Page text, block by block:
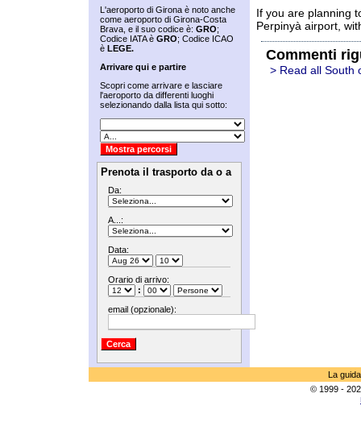
L'aeroporto di Girona è noto anche
come aeroporto di Girona-Costa
Brava, e il suo codice è: GRO;
Codice IATA è GRO; Codice ICAO
è LEGE.
Arrivare qui e partire
Scopri come arrivare e lasciare
l'aeroporto da differenti luoghi
selezionando dalla lista qui sotto:
Prenota il trasporto da o a
Da:
A...:
Data:
Orario di arrivo:
:
email (opzionale):
If you are planning
Perpinyà airport,
Commenti
> Read all South
La
© 1999 -